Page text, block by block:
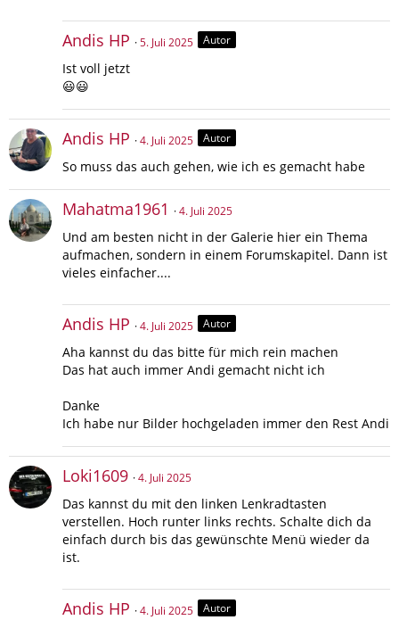
Andis HP 5. Juli 2025 Autor
Ist voll jetzt
😃😃
Andis HP 4. Juli 2025 Autor
So muss das auch gehen, wie ich es gemacht habe
Mahatma1961 4. Juli 2025
Und am besten nicht in der Galerie hier ein Thema
aufmachen, sondern in einem Forumskapitel. Dann ist
vieles einfacher....
Andis HP 4. Juli 2025 Autor
Aha kannst du das bitte für mich rein machen
Das hat auch immer Andi gemacht nicht ich
Danke
Ich habe nur Bilder hochgeladen immer den Rest Andi
Loki1609 4. Juli 2025
Das kannst du mit den linken Lenkradtasten
verstellen. Hoch runter links rechts. Schalte dich da
einfach durch bis das gewünschte Menü wieder da
ist.
Andis HP 4. Juli 2025 Autor